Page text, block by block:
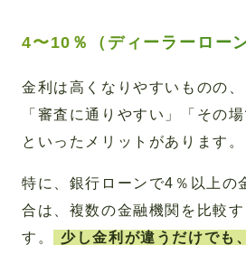
4〜10％（ディーラーロー
金利は高くなりやすいものの、
「審査に通りやすい」「その
といったメリットがあります。
特に、銀行ローンで4％以上の
合は、複数の金融機関を比較
す。
少し金利が違うだけでも